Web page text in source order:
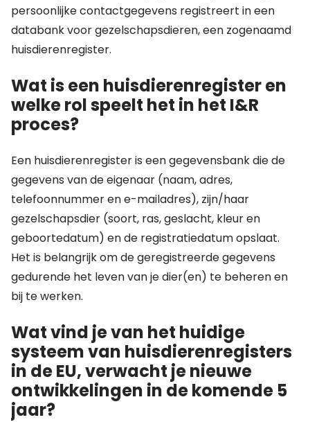
persoonlijke contactgegevens registreert in een
databank voor gezelschapsdieren, een zogenaamd
huisdierenregister.
Wat is een huisdierenregister en
welke rol speelt het in het I&R
proces?
Een huisdierenregister is een gegevensbank die de
gegevens van de eigenaar (naam, adres,
telefoonnummer en e-mailadres), zijn/haar
gezelschapsdier (soort, ras, geslacht, kleur en
geboortedatum) en de registratiedatum opslaat.
Het is belangrijk om de geregistreerde gegevens
gedurende het leven van je dier(en) te beheren en
bij te werken.
Wat vind je van het huidige
systeem van huisdierenregisters
in de EU, verwacht je nieuwe
ontwikkelingen in de komende 5
jaar?